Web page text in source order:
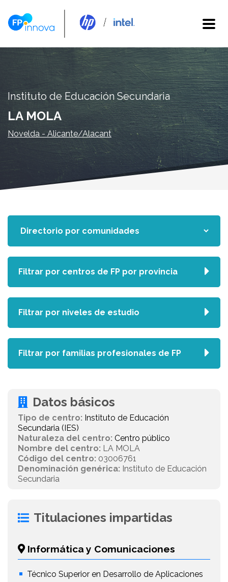
Instituto de Educación Secundaria
LA MOLA
Novelda - Alicante/Alacant
Datos básicos
Tipo de centro: Instituto de Educación
Secundaria (IES)
Naturaleza del centro: Centro público
Nombre del centro: LA MOLA
Código del centro: 03006761
Denominación genérica: Instituto de Educación
Secundaria
Titulaciones impartidas
Informática y Comunicaciones
Técnico Superior en Desarrollo de Aplicaciones
Filtrar por centros de FP por provincia
Filtrar por niveles de estudio
Filtrar por familias profesionales de FP